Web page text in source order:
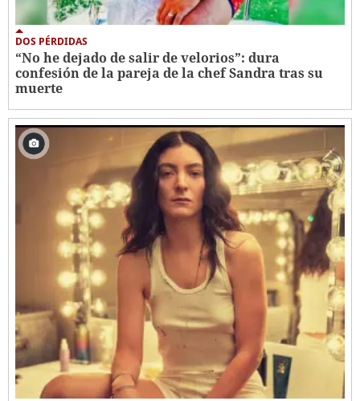
DOS PÉRDIDAS
“No he dejado de salir de velorios”: dura
confesión de la pareja de la chef Sandra tras su
muerte